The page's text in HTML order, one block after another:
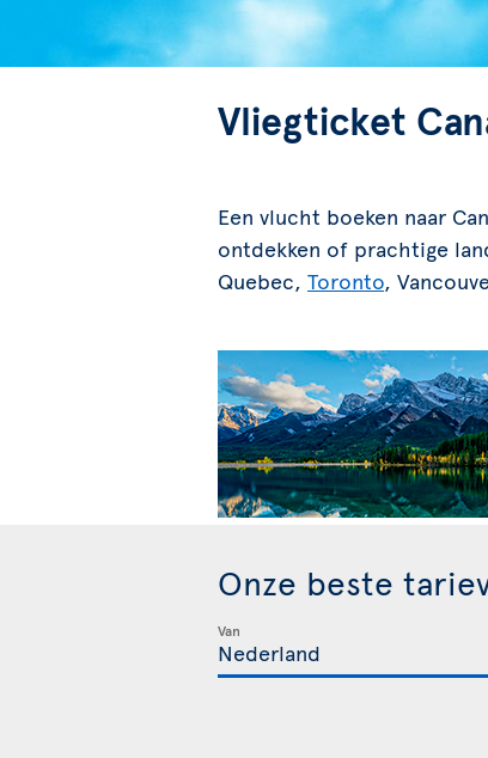
Vliegticket
Een vlucht boeken naar
ontdekken of prachtige
Quebec, Toronto,
Onze beste
Van